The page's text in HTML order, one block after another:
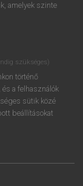
amelyek szinte
szükséges)
történő
a felhasználók
sütik közé
beállításokat